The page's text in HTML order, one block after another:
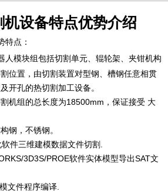
设备特点优势介绍
特点：
人模块组包括切割单元、辊轮架、夹钳机构
位置，由切割装置对型钢、槽钢任意相贯
开孔的热切割加工设备。
机组的总长度为18500mm，保证接受 大
钢，不锈钢。
件三维建模数据文件切割.
3D3S/PROE软件实体模型导出SAT文
文件程序编译.